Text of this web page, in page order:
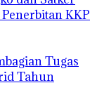
KKP
Tugas
Tahun